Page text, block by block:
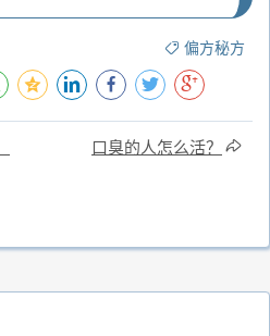
偏方秘方
口臭的人怎么活？